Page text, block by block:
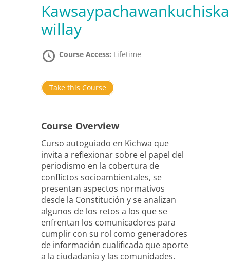
Kawsaypachawankuchiska
willay
Course Access: Lifetime
Take this Course
Course Overview
Curso autoguiado en Kichwa que
invita a reflexionar sobre el papel del
periodismo en la cobertura de
conflictos socioambientales, se
presentan aspectos normativos
desde la Constitución y se analizan
algunos de los retos a los que se
enfrentan los comunicadores para
cumplir con su rol como generadores
de información cualificada que aporte
a la ciudadanía y las comunidades.